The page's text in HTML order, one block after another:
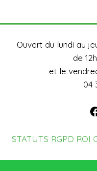
Ouvert du lundi au
de
et le
04
STATUTS RGPD ROI